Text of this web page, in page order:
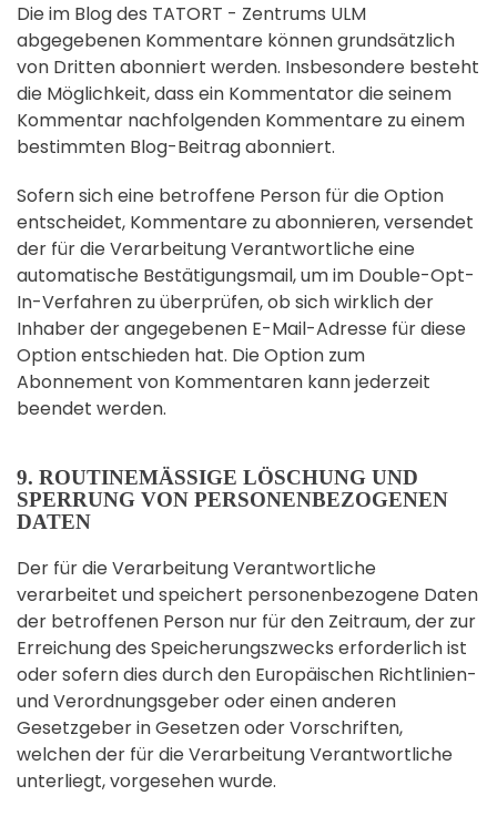
Die im Blog des TATORT - Zentrums ULM
abgegebenen Kommentare können grundsätzlich
von Dritten abonniert werden. Insbesondere besteht
die Möglichkeit, dass ein Kommentator die seinem
Kommentar nachfolgenden Kommentare zu einem
bestimmten Blog-Beitrag abonniert.
Sofern sich eine betroffene Person für die Option
entscheidet, Kommentare zu abonnieren, versendet
der für die Verarbeitung Verantwortliche eine
automatische Bestätigungsmail, um im Double-Opt-
In-Verfahren zu überprüfen, ob sich wirklich der
Inhaber der angegebenen E-Mail-Adresse für diese
Option entschieden hat. Die Option zum
Abonnement von Kommentaren kann jederzeit
beendet werden.
9. ROUTINEMÄSSIGE LÖSCHUNG UND S
PERRUNG VON PERSONENBEZOGENEN D
ATEN
Der für die Verarbeitung Verantwortliche
verarbeitet und speichert personenbezogene Daten
der betroffenen Person nur für den Zeitraum, der zur
Erreichung des Speicherungszwecks erforderlich ist
oder sofern dies durch den Europäischen Richtlinien-
und Verordnungsgeber oder einen anderen
Gesetzgeber in Gesetzen oder Vorschriften,
welchen der für die Verarbeitung Verantwortliche
unterliegt, vorgesehen wurde.